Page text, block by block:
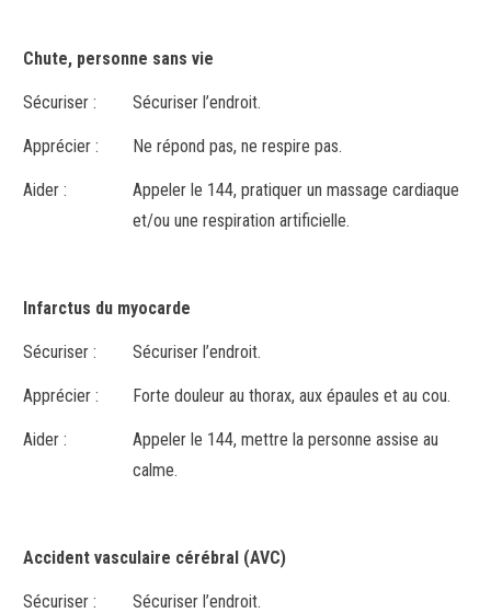
Chute, personne sans vie
Sécuriser : Sécuriser l’endroit.
Apprécier : Ne répond pas, ne respire pas.
Aider :
Appeler le 144, pratiquer un massage cardiaque
et/ou une respiration artificielle.
Infarctus du myocarde
Sécuriser : Sécuriser l’endroit.
Apprécier : Forte douleur au thorax, aux épaules et au cou.
Aider :
Appeler le 144, mettre la personne assise au
calme.
Accident vasculaire cérébral (AVC)
Sécuriser : Sécuriser l’endroit.